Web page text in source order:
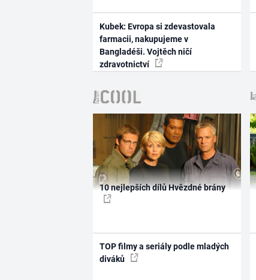
Kubek: Evropa si zdevastovala
farmacii, nakupujeme v
Bangladéši. Vojtěch ničí
zdravotnictví
10 nejlepších dílů Hvězdné brány
TOP filmy a seriály podle mladých
diváků